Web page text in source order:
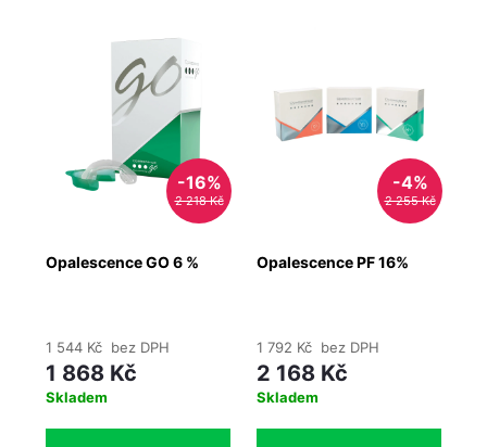
2 218 Kč
-16%
Opalescence GO 6 %
1 544 Kč bez DPH
1 868 Kč
Skladem
2 255 Kč
-4%
Opalescence PF 16%
1 792 Kč bez DPH
2 168 Kč
Skladem